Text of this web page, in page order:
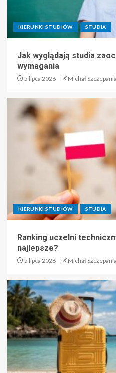
KIERUNKI STUDIÓW STUDIA
Jak wyglądają studia
wymagania
5 lipca 2026 Michał
KIERUNKI STUDIÓW STUDIA
Ranking uczelni
najlepsze?
5 lipca 2026 Michał